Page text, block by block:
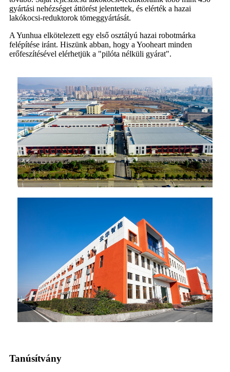
gyártási nehézséget áttörést jelentettek, és elérték a hazai
lakókocsi-reduktorok tömeggyártását.
A Yunhua elkötelezett egy első osztályú hazai robotmárka
felépítése iránt. Hiszünk abban, hogy a Yooheart minden
erőfeszítésével elérhetjük a "pilóta nélküli gyárat".
Tanúsítvány